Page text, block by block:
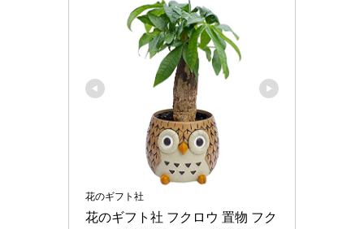
花のギフト社
花のギフト社 フクロウ 置物 フク